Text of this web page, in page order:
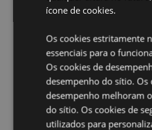
Material:Resina e Papel
Ampliar informação:
Quer saber mais acerca de
a nossaGuia de informação
Caracteristicas do Produto
Altura 5 - 6.5cm Bolsa
ícone de cookies.
Os cookies estritamente
essenciais para o
Os cookies de
desempenho do sítio. Os
desempenho melhoram
do sítio. Os cookies de
utilizados para